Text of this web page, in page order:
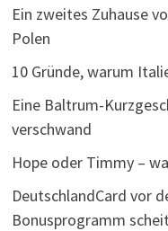
Ein zweites Zuhause
Polen
10 Gründe, warum
Eine Baltrum-
verschwand
Hope oder Timmy –
DeutschlandCard vor
Bonusprogramm